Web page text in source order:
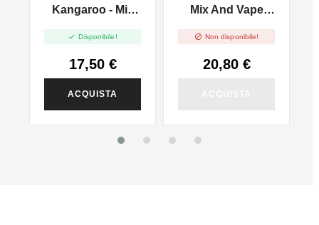
Kangaroo - Mix
 Disponibile!
17,50 €
ACQUISTA
Mix And Vape
 Non disponibile!
20,80 €